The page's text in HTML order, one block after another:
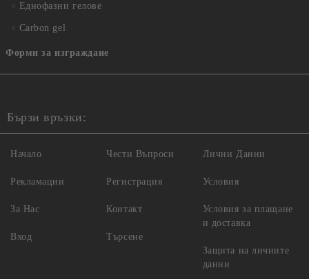
Еднофазни гелове
Carbon gel
Форми за изграждане
Бързи връзки:
Начало
Рекламации
За Нас
Вход
Чести Въпроси
Регистрация
Контакт
Търсене
Лични Данни
Условия
Условия за плащане
и доставка
Защита на личните
данни